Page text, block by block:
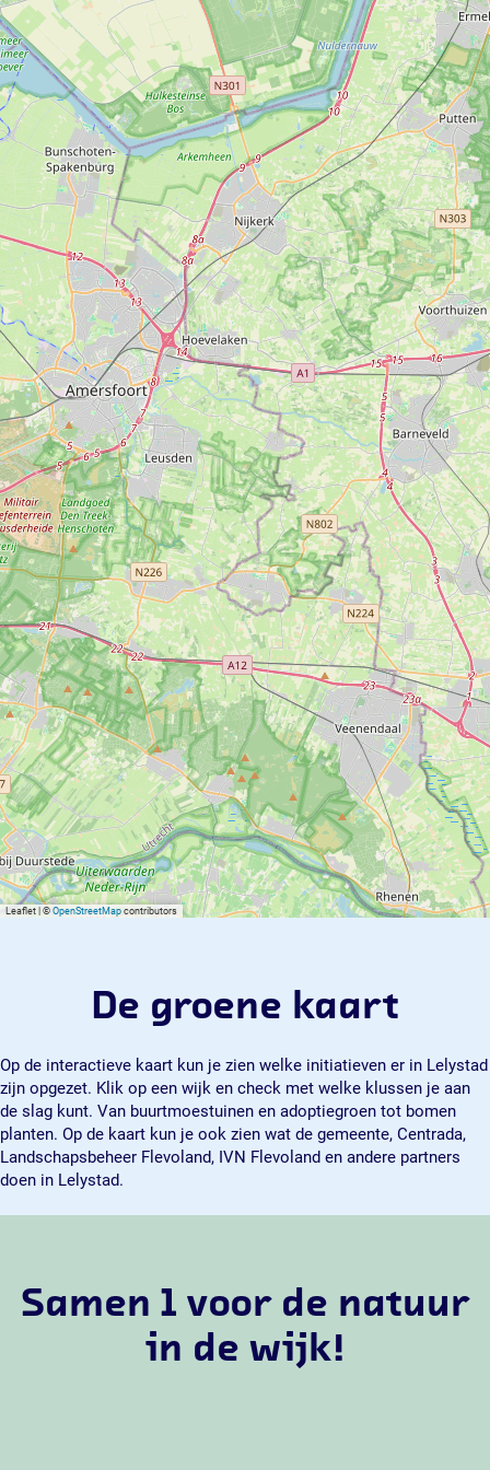
Leaflet © OpenStreetMap contributors
De groene kaart
Op de interactieve kaart kun je zien welke initiatieven er in Lelystad
zijn opgezet. Klik op een wijk en check met welke klussen je aan
de slag kunt. Van buurtmoestuinen en adoptiegroen tot bomen
planten. Op de kaart kun je ook zien wat de gemeente, Centrada,
Landschapsbeheer Flevoland, IVN Flevoland en andere partners
doen in Lelystad.
Samen 1 voor de natuur
in de wijk!